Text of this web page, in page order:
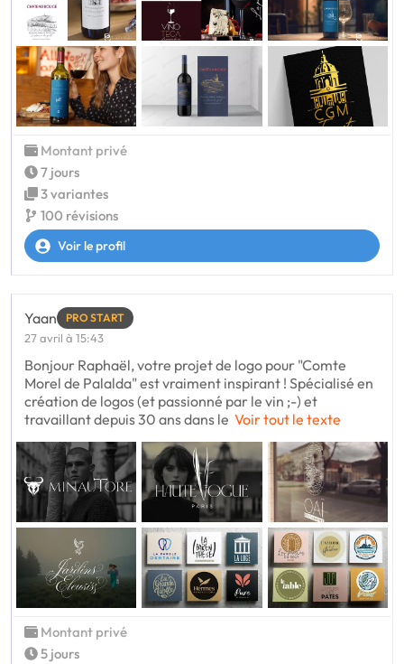
Montant privé
7 jours
3 variantes
100 révisions
Voir le profil
Yaan PRO START
27 avril à 15:43
Bonjour Raphaël, votre projet de logo pour "Comte
Morel de Palalda" est vraiment inspirant ! Spécialisé en
création de logos (et passionné par le vin ;-) et
travaillant depuis 30 ans dans le Voir tout le texte
Montant privé
5 jours